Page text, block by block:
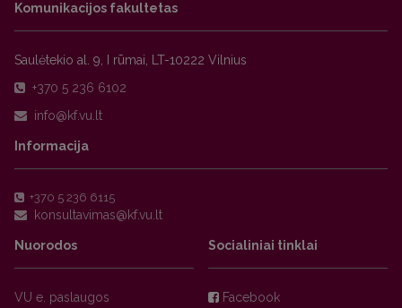
Komunikacijos fakultetas
Saulėtekio al. 9, I rūmai, LT-10222 Vilnius
+370 5 236 6102
Informacija
+370 5 236 6115
Nuorodos
VU e. paslaugos
Socialiniai tinklai
Facebook